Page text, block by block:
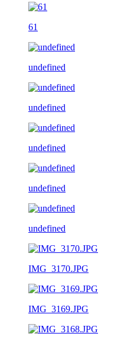
61
undefined
undefined
undefined
undefined
undefined
IMG_3170.JPG
IMG_3169.JPG